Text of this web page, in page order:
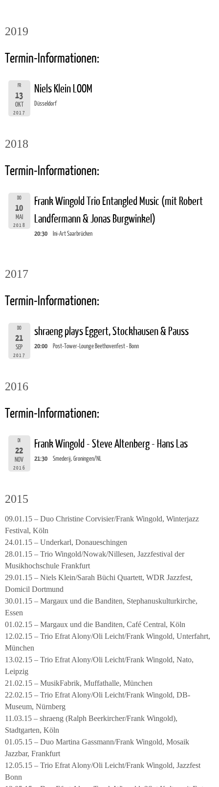
2019
Termin-Informationen:
FR
13
OKT
2017
Niels Klein LOOM
Düsseldorf
2018
Termin-Informationen:
DO
10
MAI
2018
Frank Wingold Trio Entangled Music (mit Robert
Landfermann & Jonas Burgwinkel)
20:30 Ini-Art Saarbrücken
2017
Termin-Informationen:
DO
21
SEP
2017
shraeng plays Eggert, Stockhausen & Pauss
20:00 Post-Tower-Lounge Beethovenfest - Bonn
2016
Termin-Informationen:
DI
22
NOV
2016
Frank Wingold - Steve Altenberg - Hans Las
21:30 Smederij, Groningen/NL
2015
09.01.15 – Duo Christine Corvisier/Frank Wingold, Winterjazz
Festival, Köln
24.01.15 – Underkarl, Donaueschingen
28.01.15 – Trio Wingold/Nowak/Nillesen, Jazzfestival der
Musikhochschule Frankfurt
29.01.15 – Niels Klein/Sarah Büchi Quartett, WDR Jazzfest,
Domicil Dortmund
30.01.15 – Margaux und die Banditen, Stephanuskulturkirche,
Essen
01.02.15 – Margaux und die Banditen, Café Central, Köln
12.02.15 – Trio Efrat Alony/Oli Leicht/Frank Wingold, Unterfahrt,
München
13.02.15 – Trio Efrat Alony/Oli Leicht/Frank Wingold, Nato,
Leipzig
21.02.15 – MusikFabrik, Muffathalle, München
22.02.15 – Trio Efrat Alony/Oli Leicht/Frank Wingold, DB-
Museum, Nürnberg
11.03.15 – shraeng (Ralph Beerkircher/Frank Wingold),
Stadtgarten, Köln
01.05.15 – Duo Martina Gassmann/Frank Wingold, Mosaik
Jazzbar, Frankfurt
12.05.15 – Trio Efrat Alony/Oli Leicht/Frank Wingold, Jazzfest
Bonn